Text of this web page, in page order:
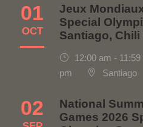
01
OCT
Jeux
Special
Santiago, Chili
12:00 am - 11:59
pm
Santiago
02
National
Games 2026